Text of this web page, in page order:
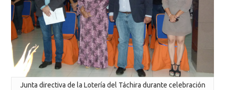
Junta directiva de la Lotería del Táchira durante celebración